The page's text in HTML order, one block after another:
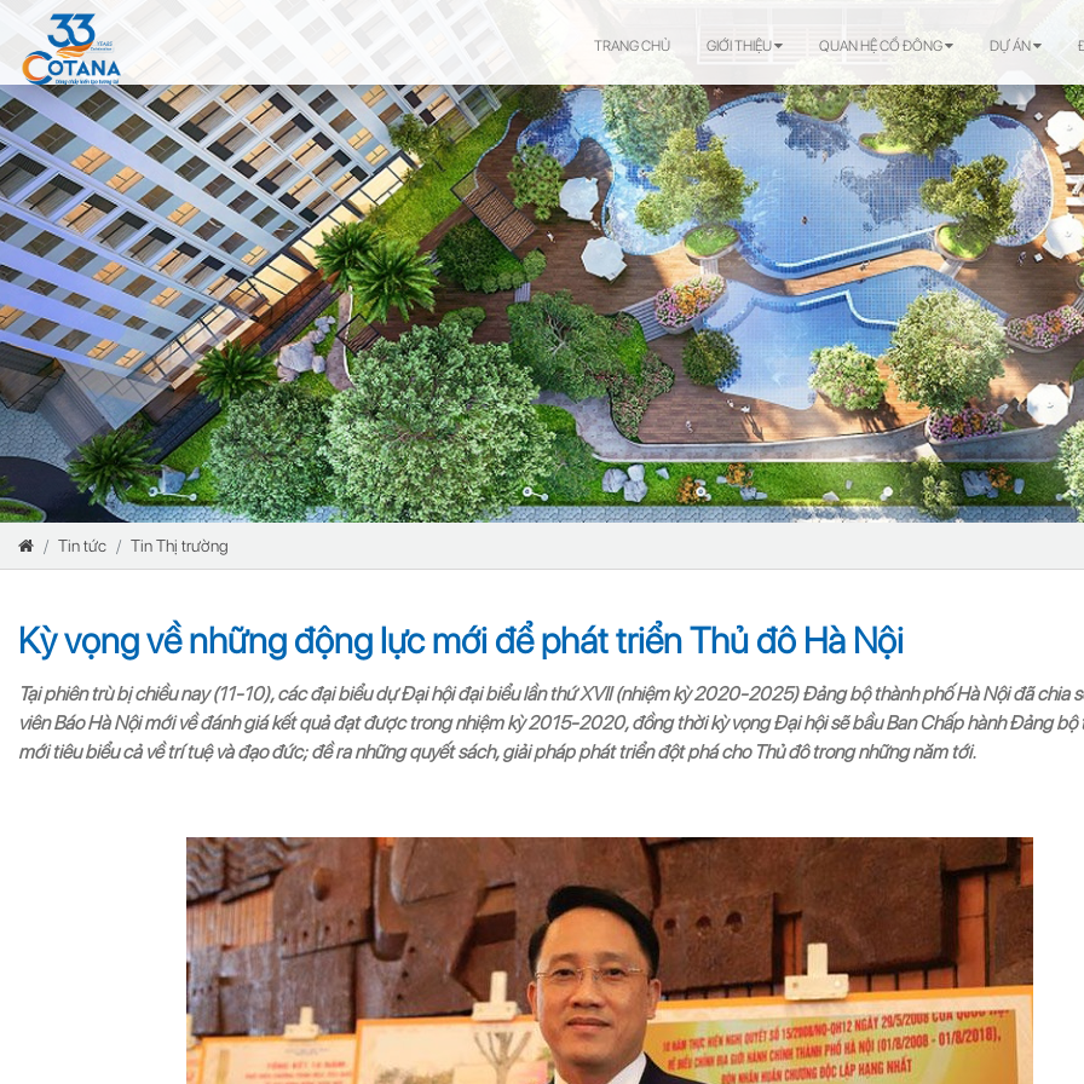
TRANG CHỦ GIỚI THIỆU QUAN HỆ CỔ ĐÔNG DỰ ÁN
Tin tức Tin Thị trường
Kỳ vọng về những động lực mới để phát triển Thủ đô Hà Nội
Tại phiên trù bị chiều nay (11-10), các đại biểu dự Đại hội đại biểu lần thứ XVII (nhiệm kỳ 2020-2025) Đảng bộ thành phố Hà Nội đã chia
viên Báo Hà Nội mới về đánh giá kết quả đạt được trong nhiệm kỳ 2015-2020, đồng thời kỳ vọng Đại hội sẽ bầu Ban Chấp hành Đảng bộ
mới tiêu biểu cả về trí tuệ và đạo đức; đề ra những quyết sách, giải pháp phát triển đột phá cho Thủ đô trong những năm tới.